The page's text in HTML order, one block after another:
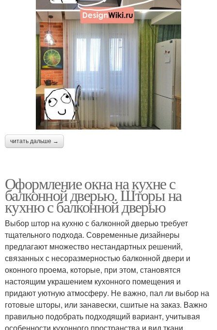
читать дальше →
Оформление окна на кухне с
балконной дверью. Шторы на
кухню с балконной дверью
Выбор штор на кухню с балконной дверью требует
тщательного подхода. Современные дизайнеры
предлагают множество нестандартных решений,
связанных с несоразмерностью балконной двери и
оконного проема, которые, при этом, становятся
настоящим украшением кухонного помещения и
придают уютную атмосферу. Не важно, пал ли выбор на
готовые шторы, или занавески, сшитые на заказ. Важно
правильно подобрать подходящий вариант, учитывая